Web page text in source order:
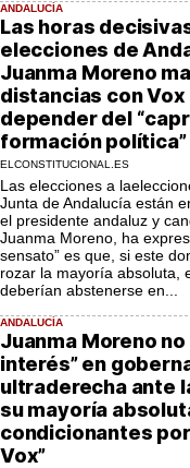
ANDALUCÍA
Las horas
elecciones de
Juanma Moreno
distancias con Vox
depender del
formación política”
ELCONSTITUCIONAL.ES
Las elecciones a
Junta de Andalucía están
el presidente andaluz y
Juanma Moreno, ha
sensato” es que, si este
rozar la mayoría absoluta,
deberían abstenerse en...
ANDALUCÍA
Juanma Moreno
interés” en
ultraderecha ante
su mayoría
condicionantes
Vox”